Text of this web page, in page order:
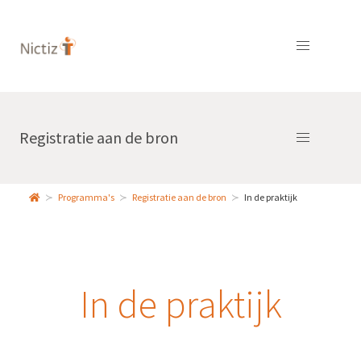
Registratie aan de bron
Programma's Registratie aan de bron In de praktijk
In de praktijk